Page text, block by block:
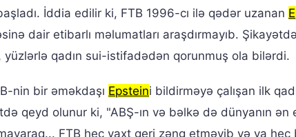
İddia edilir ki, FTB 1996-cı ilə qədər uzanan
dair etibarlı məlumatları araşdırmayıb.
qadın sui-istifadədən qorunmuş ola bilərdi.
nin bir əməkdaşı Epsteini bildirməyə çalışan ilk
qeyd olunur ki, "ABŞ-ın və bəlkə də dünyanın ən
FTB heç vaxt geri zəng etməyib və ya heç